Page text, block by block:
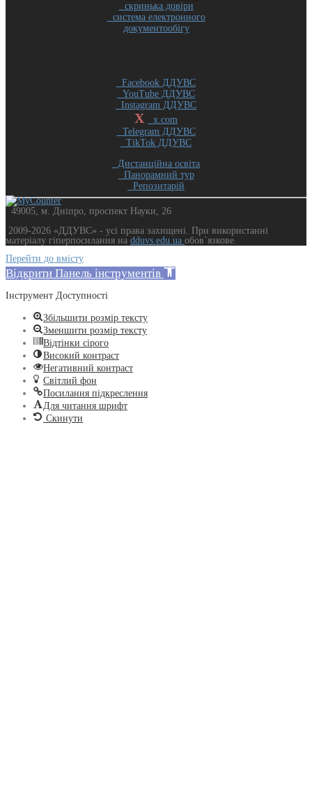
скринька довіри
система електронного
документообігу
Facebook ДДУВС
YouTube ДДУВС
Instagram ДДУВС
X
x.com
Telegram ДДУВС
TikTok ДДУВС
Дистанційна освіта
Панорамний тур
Репозитарій
49005, м. Дніпро, проспект Науки, 26
2009-2026 «ДДУВС» - усi права захищенi. При використанні
матеріалу гіперпосилання на dduvs.edu.ua обов`язкове.
Перейти до вмісту
Відкрити Панель інструментів
Інструмент Доступності
Збільшити розмір тексту
Зменшити розмір тексту
Відтінки сірого
Високий контраст
Негативний контраст
Світлий фон
Посилання підкреслення
Для читання шрифт
Скинути